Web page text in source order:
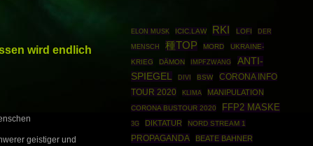
wird endlich
geistiger und
ELON MUSK ICIC.LAW RKI LOFI DER
MENSCH 種TOP MORD
UKRAINE-
KRIEG
DÄMON IMPFZWANG
ANTI-
SPIEGEL
DIVI BSW
CORONA INFO
TOUR 2020
KLIMA MANIPULATION
CORONA BUSTOUR 2020 FFP2 MASKE
3G DIKTATUR NORD STREAM 1
PROPAGANDA BEATE BAHNER